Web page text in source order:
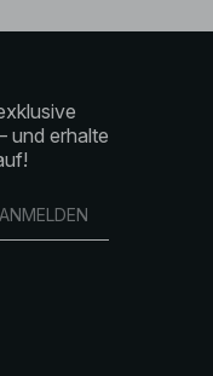
und erhalte